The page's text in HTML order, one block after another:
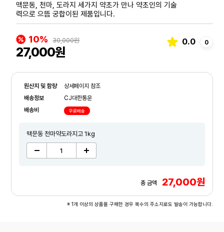
맥문동, 천마, 도라지 세가지 약초가 만나 약초인의 기술
력으로 으뜸 궁합이된 제품입니다.
10% 30,000원
27,000원
0.0 0
원산지 및 함량
상세페이지 참조
배송정보
CJ대한통운
배송비
무료배송
맥문동 천마약도라지고 1kg
총 금액 27,000원
※ 1개 이상의 상품을 구매한 경우 복수의 주소지로도 발송이 가능합니다.